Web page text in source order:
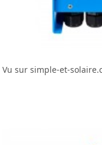
Vu sur simple-et-